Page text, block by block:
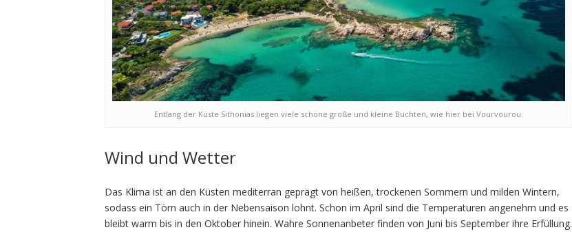
Entlang der Küste Sithonias liegen viele schöne große und kleine Buchten, wie hier bei Vourvourou.
Wind und Wetter
Das Klima ist an den Küsten mediterran geprägt von heißen, trockenen Sommern und milden Wintern,
sodass ein Törn auch in der Nebensaison lohnt. Schon im April sind die Temperaturen angenehm und es
bleibt warm bis in den Oktober hinein. Wahre Sonnenanbeter finden von Juni bis September ihre Erfüllung.